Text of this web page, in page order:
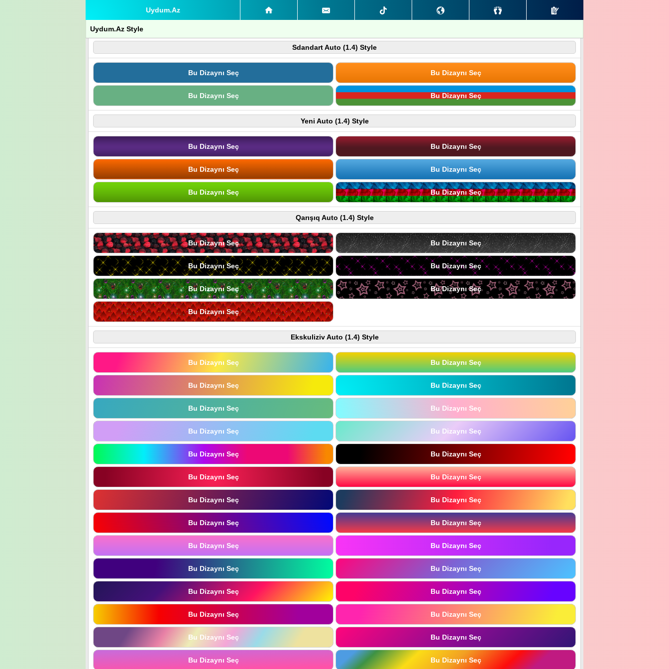
Uydum.Az
Uydum.Az Style
Sdandart Auto (1.4) Style
Bu Dizaynı Seç Bu Dizaynı Seç
Bu Dizaynı Seç Bu Dizaynı Seç
Yeni Auto (1.4) Style
Bu Dizaynı Seç Bu Dizaynı Seç
Bu Dizaynı Seç Bu Dizaynı Seç
Bu Dizaynı Seç Bu Dizaynı Seç
Qarışıq Auto (1.4) Style
Bu Dizaynı Seç Bu Dizaynı Seç
Bu Dizaynı Seç Bu Dizaynı Seç
Bu Dizaynı Seç Bu Dizaynı Seç
Bu Dizaynı Seç
Ekskuliziv Auto (1.4) Style
Bu Dizaynı Seç Bu Dizaynı Seç
Bu Dizaynı Seç Bu Dizaynı Seç
Bu Dizaynı Seç Bu Dizaynı Seç
Bu Dizaynı Seç Bu Dizaynı Seç
Bu Dizaynı Seç Bu Dizaynı Seç
Bu Dizaynı Seç Bu Dizaynı Seç
Bu Dizaynı Seç Bu Dizaynı Seç
Bu Dizaynı Seç Bu Dizaynı Seç
Bu Dizaynı Seç Bu Dizaynı Seç
Bu Dizaynı Seç Bu Dizaynı Seç
Bu Dizaynı Seç Bu Dizaynı Seç
Bu Dizaynı Seç Bu Dizaynı Seç
Bu Dizaynı Seç Bu Dizaynı Seç
Bu Dizaynı Seç Bu Dizaynı Seç